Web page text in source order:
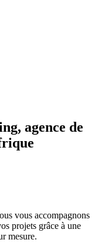
agence de
vous accompagnons
projets grâce à une
mesure.